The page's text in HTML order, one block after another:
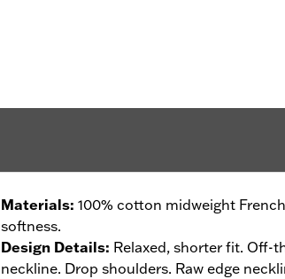
Materials: 100% cotton midweight
softness.
Design Details: Relaxed, shorter fit. Off-
neckline. Drop shoulders. Raw edge